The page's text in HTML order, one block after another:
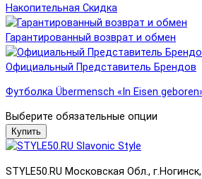
Накопительная Скидка
Гарантированный возврат и обмен
Официальный Представитель Брендов
Футболка Übermensch «In Eisen
Выберите обязательные опции
Купить
STYLE50.RU Московская Обл.,